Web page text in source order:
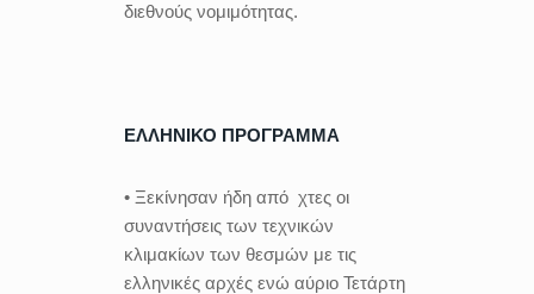
διεθνούς νομιμότητας.
ΕΛΛΗΝΙΚΟ ΠΡΟΓΡΑΜΜΑ
• Ξεκίνησαν ήδη από χτες οι
συναντήσεις των τεχνικών
κλιμακίων των θεσμών με τις
ελληνικές αρχές ενώ αύριο Τετάρτη